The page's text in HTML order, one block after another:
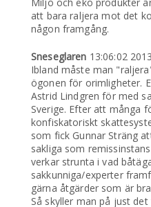
att bara raljera mot det
någon framgång.
Sneseglaren 13:06:02
Ibland måste man
ögonen för orimligheter.
Astrid Lindgren för med
Sverige. Efter att många
konfiskatoriskt
som fick Gunnar Sträng
sakliga som
verkar strunta i vad
sakkunniga/experter
gärna åtgärder som är
Så skyller man på just